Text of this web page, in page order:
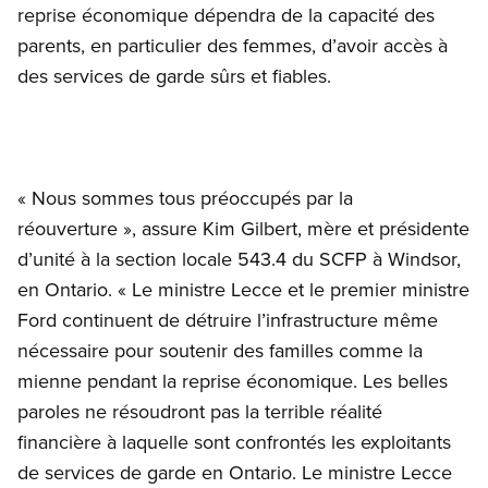
reprise économique dépendra de la capacité des
parents, en particulier des femmes, d’avoir accès à
des services de garde sûrs et fiables.
« Nous sommes tous préoccupés par la
réouverture », assure Kim Gilbert, mère et présidente
d’unité à la section locale 543.4 du SCFP à Windsor,
en Ontario. « Le ministre Lecce et le premier ministre
Ford continuent de détruire l’infrastructure même
nécessaire pour soutenir des familles comme la
mienne pendant la reprise économique. Les belles
paroles ne résoudront pas la terrible réalité
financière à laquelle sont confrontés les exploitants
de services de garde en Ontario. Le ministre Lecce